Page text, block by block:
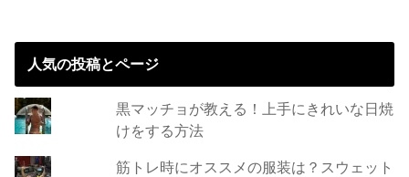
人気の投稿とページ
黒マッチョが教える！上手にきれいな日焼
けをする方法
筋トレ時にオススメの服装は？スウェット